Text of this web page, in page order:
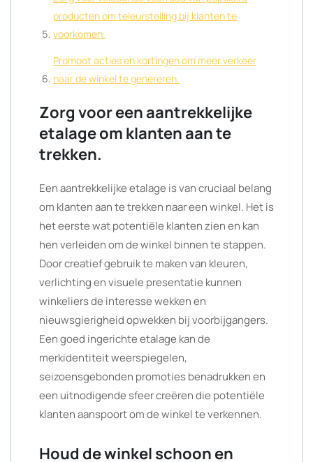
producten om teleurstelling bij klanten te
voorkomen.
Promoot acties en kortingen om meer verkeer
naar de winkel te genereren.
Zorg voor een aantrekkelijke
etalage om klanten aan te
trekken.
Een aantrekkelijke etalage is van cruciaal belang
om klanten aan te trekken naar een winkel. Het is
het eerste wat potentiële klanten zien en kan
hen verleiden om de winkel binnen te stappen.
Door creatief gebruik te maken van kleuren,
verlichting en visuele presentatie kunnen
winkeliers de interesse wekken en
nieuwsgierigheid opwekken bij voorbijgangers.
Een goed ingerichte etalage kan de
merkidentiteit weerspiegelen,
seizoensgebonden promoties benadrukken en
een uitnodigende sfeer creëren die potentiële
klanten aanspoort om de winkel te verkennen.
Houd de winkel schoon en